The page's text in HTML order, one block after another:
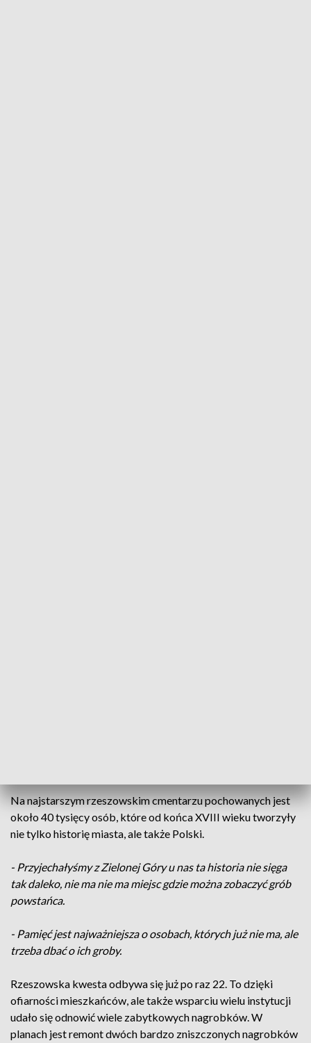
Na najstarszym rzeszowskim cmentarzu pochowanych jest
około 40 tysięcy osób, które od końca XVIII wieku tworzyły
nie tylko historię miasta, ale także Polski.
- Przyjechałyśmy z Zielonej Góry u nas ta historia nie sięga
tak daleko, nie ma nie ma miejsc gdzie można zobaczyć grób
powstańca.
- Pamięć jest najważniejsza o osobach, których już nie ma, ale
trzeba dbać o ich groby.
Rzeszowska kwesta odbywa się już po raz 22. To dzięki
ofiarności mieszkańców, ale także wsparciu wielu instytucji
udało się odnowić wiele zabytkowych nagrobków. W
planach jest remont dwóch bardzo zniszczonych nagrobków